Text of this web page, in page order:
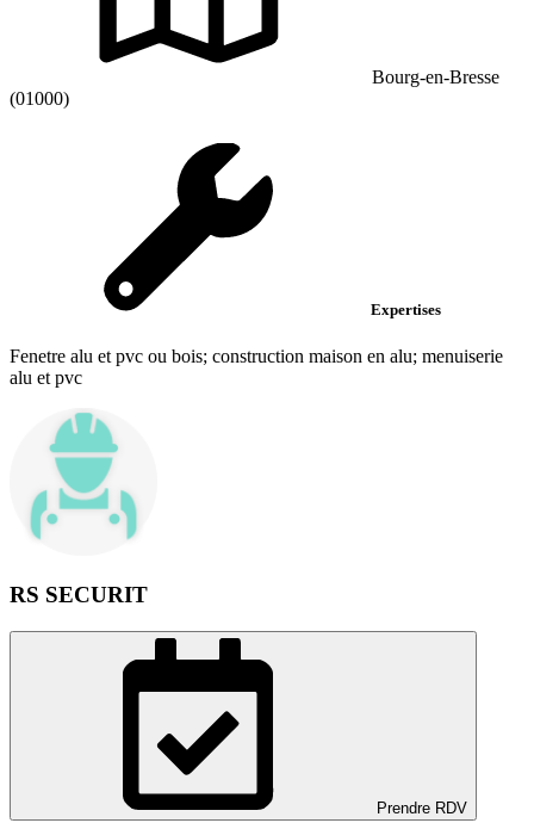
Bourg-en-Bresse
(01000)
Expertises
Fenetre alu et pvc ou bois; construction maison en alu; menuiserie
alu et pvc
RS SECURIT
Prendre RDV